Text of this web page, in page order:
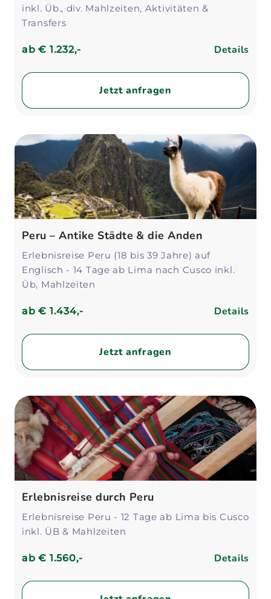
inkl. Üb., div. Mahlzeiten, Aktivitäten &
Transfers
ab€ 1.232,- Details
Jetzt anfragen
Peru – Antike Städte & die Anden
Erlebnisreise Peru (18 bis 39 Jahre) auf
Englisch - 14 Tage ab Lima nach Cusco inkl.
Üb, Mahlzeiten
ab€ 1.434,- Details
Jetzt anfragen
Erlebnisreise durch Peru
Erlebnisreise Peru - 12 Tage ab Lima bis Cusco
inkl. ÜB & Mahlzeiten
ab€ 1.560,- Details